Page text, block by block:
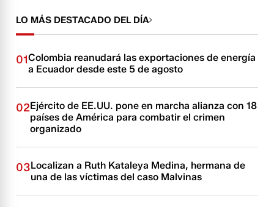
LO MÁS DESTACADO DEL DÍA
01Colombia reanudará las exportaciones de energía
a Ecuador desde este 5 de agosto
02Ejército de EE.UU. pone en marcha alianza con 18
países de América para combatir el crimen
organizado
03Localizan a Ruth Kataleya Medina, hermana de
una de las víctimas del caso Malvinas